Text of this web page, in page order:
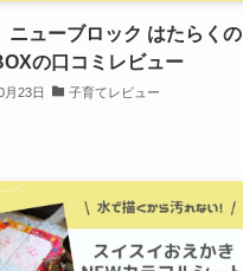
ニューブロック はたらくの
の口コミレビュー
月23日 子育てレビュー